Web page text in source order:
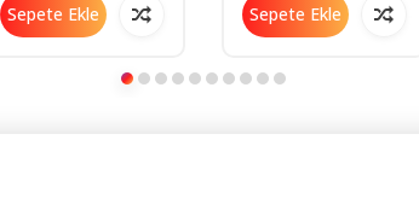
Sepete Ekle Sepete Ekle